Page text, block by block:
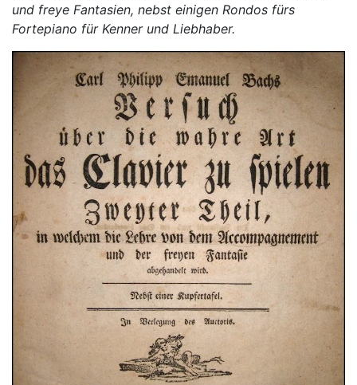
und freye Fantasien, nebst einigen Rondos fürs
Fortepiano für Kenner und Liebhaber.